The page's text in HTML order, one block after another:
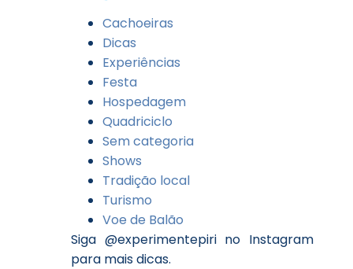
Cachoeiras
Dicas
Experiências
Festa
Hospedagem
Quadriciclo
Sem categoria
Shows
Tradição local
Turismo
Voe de Balão
Siga @experimentepiri no Instagram
para mais dicas.